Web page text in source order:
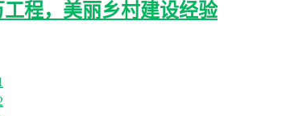
程，美丽乡村建设经验